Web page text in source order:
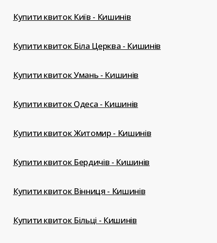
Купити квиток Київ - Кишинів
Купити квиток Біла Церква - Кишинів
Купити квиток Умань - Кишинів
Купити квиток Одеса - Кишинів
Купити квиток Житомир - Кишинів
Купити квиток Бердичів - Кишинів
Купити квиток Вінниця - Кишинів
Купити квиток Більці - Кишинів